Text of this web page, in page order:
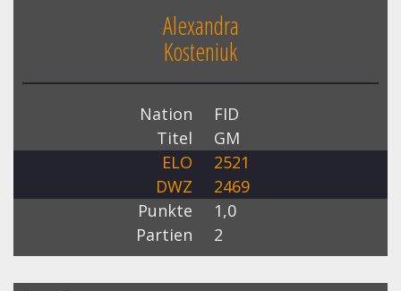
Alexandra
Kosteniuk
Nation
FID
Titel
GM
ELO
2521
DWZ
2469
Punkte
1,0
Partien
2